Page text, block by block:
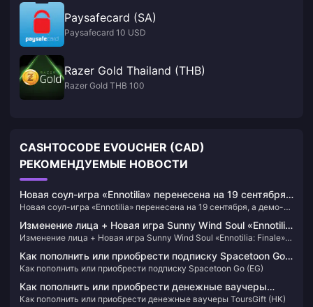
Paysafecard (SA)
Paysafecard 10 USD
Razer Gold Thailand (THB)
Razer Gold THB 100
CASHTOCODE EVOUCHER (CAD)
РЕКОМЕНДУЕМЫЕ НОВОСТИ
Новая соул-игра «Ennotilia» перенесена на 19 сентября,
а демо-версия будет запущена 22 мая.
Новая соул-игра «Ennotilia» перенесена на 19 сентября, а демо-
Изменение лица + Новая игра Sunny Wind Soul «Ennotilia:
Finale» выйдет 21 июня.
Изменение лица + Новая игра Sunny Wind Soul «Ennotilia: Finale»
Как пополнить или приобрести подписку Spacetoon Go
(EG)
Как пополнить или приобрести подписку Spacetoon Go (EG)
Как пополнить или приобрести денежные ваучеры
ToursGift (HK)
Как пополнить или приобрести денежные ваучеры ToursGift (HK)